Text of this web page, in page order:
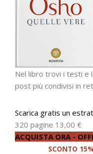
Nel libro trovi i testi e
post più condivisi in
Scarica gratis un
320 pagine 13,00 €
ACQUISTA ORA -
SCONTO